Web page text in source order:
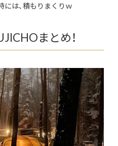
は、積もりまくりｗ
まとめ！